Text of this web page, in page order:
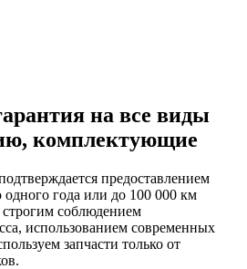
на все виды
комплектующие
предоставлением
года или до 100 000 км
строгим соблюдением
использованием современных
запчасти только от